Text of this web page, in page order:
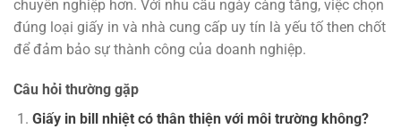
chuyên nghiệp hơn. Với nhu cầu ngày càng tăng, việc chọn
đúng loại giấy in và nhà cung cấp uy tín là yếu tố then chốt
để đảm bảo sự thành công của doanh nghiệp.
Câu hỏi thường gặp
Giấy in bill nhiệt có thân thiện với môi trường không?